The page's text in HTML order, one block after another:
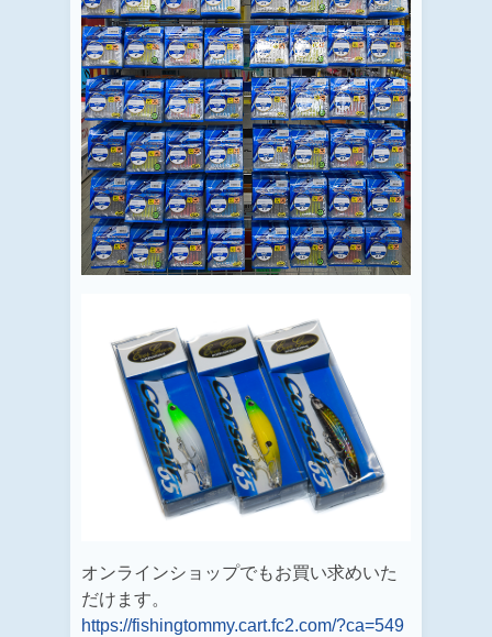
オンラインショップでもお買い求めいた
だけます。
https://fishingtommy.cart.fc2.com/?ca=549